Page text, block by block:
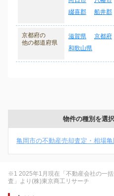
綴喜郡
船井郡
京都府の
他の都道府県
滋賀県 京都府
和歌山県
物件の種別を選
亀岡市の不動産売却査定・相場
※1 2025年1月現在「不動産会社の一
査」より(株)東京商工リサーチ